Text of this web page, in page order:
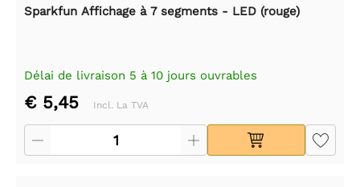
Sparkfun Affichage à 7 segments - LED (rouge)
Délai de livraison 5 à 10 jours ouvrables
€ 5,45 Incl. La TVA